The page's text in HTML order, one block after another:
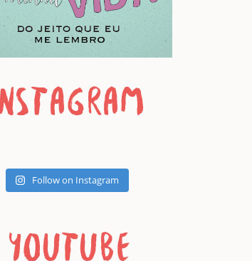
Follow on Instagram